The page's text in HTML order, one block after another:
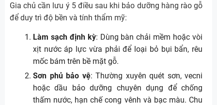
Gia chủ cần lưu ý 5 điều sau khi bảo dưỡng hàng rào gỗ
để duy trì độ bền và tính thẩm mỹ:
Làm sạch định kỳ: Dùng bàn chải mềm hoặc vòi
xịt nước áp lực vừa phải để loại bỏ bụi bẩn, rêu
mốc bám trên bề mặt gỗ.
Sơn phủ bảo vệ: Thường xuyên quét sơn, vecni
hoặc dầu bảo dưỡng chuyên dụng để chống
thấm nước, hạn chế cong vênh và bạc màu. Chu